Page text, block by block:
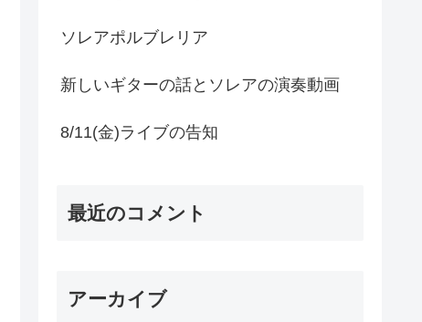
ソレアポルブレリア
新しいギターの話とソレアの演奏動画
8/11(金)ライブの告知
最近のコメント
アーカイブ